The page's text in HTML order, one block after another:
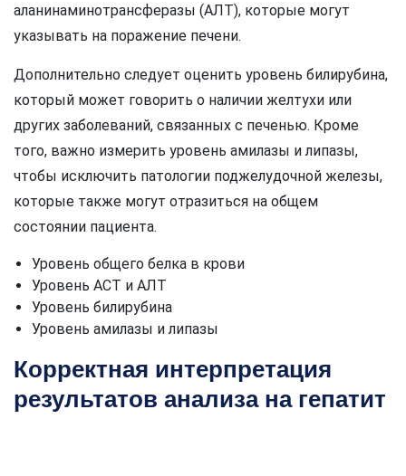
аланинаминотрансферазы (АЛТ), которые могут
указывать на поражение печени.
Дополнительно следует оценить уровень билирубина,
который может говорить о наличии желтухи или
других заболеваний, связанных с печенью. Кроме
того, важно измерить уровень амилазы и липазы,
чтобы исключить патологии поджелудочной железы,
которые также могут отразиться на общем
состоянии пациента.
Уровень общего белка в крови
Уровень АСТ и АЛТ
Уровень билирубина
Уровень амилазы и липазы
Корректная интерпретация
результатов анализа на гепатит